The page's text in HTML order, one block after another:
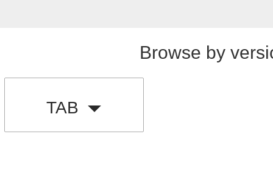
Browse by
TAB